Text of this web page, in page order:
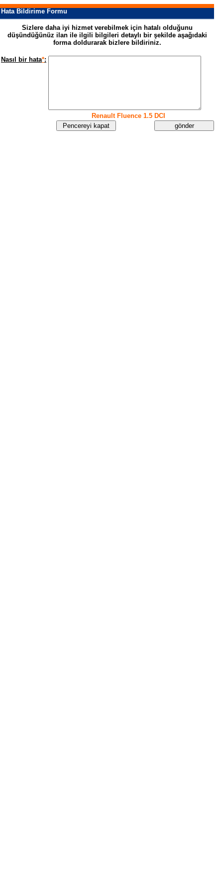
Hata Bildirime Formu
Sizlere daha iyi hizmet verebilmek için hatalı olduğunu
düşündüğünüz ilan ile ilgili bilgileri detaylı bir şekilde aşağıdaki
forma doldurarak bizlere bildiriniz.
Nasıl bir hata*:
Renault Fluence 1.5 DCI